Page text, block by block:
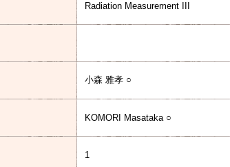
Radiation Measurement III
小森 雅孝 ○
KOMORI Masataka ○
1